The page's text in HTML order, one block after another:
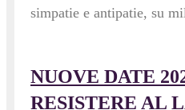
simpatie e antipatie, su
NUOVE DATE
RESISTERE AL